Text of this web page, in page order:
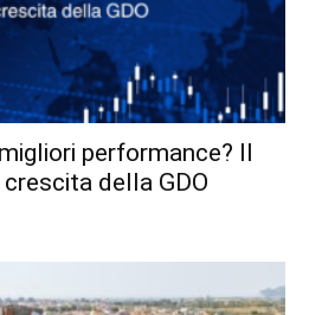
performance? Il
della GDO